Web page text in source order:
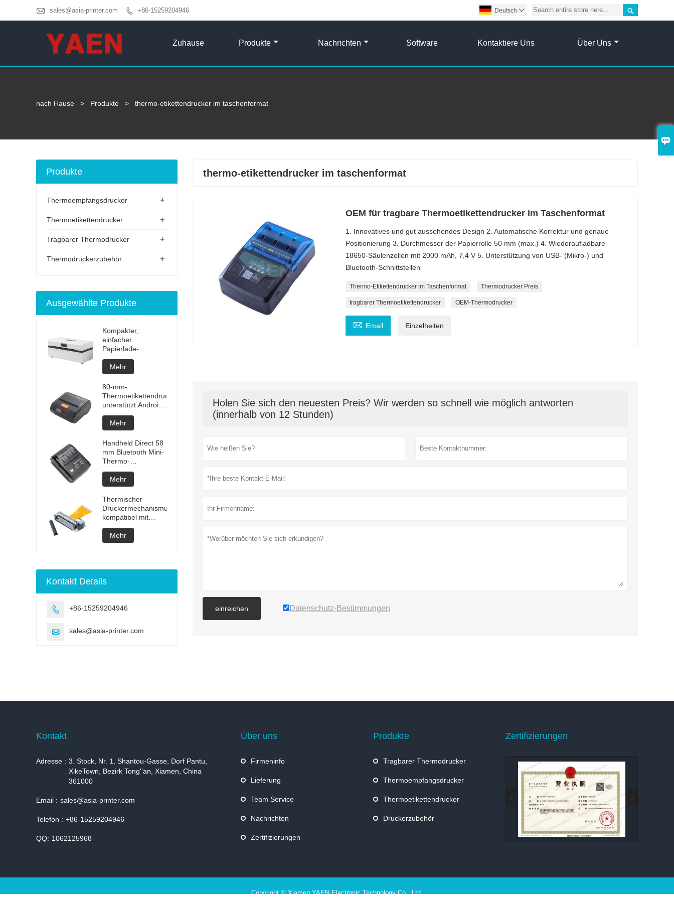

 sales@asia-printer.com  +86-15259204946 
Deutsch 
Zuhause Produkte Nachrichten Software Kontaktiere Uns Über Uns
nach Hause > Produkte > thermo-etikettendrucker im taschenformat
thermo-etikettendrucker im taschenformat
OEM für tragbare Thermoetikettendrucker im Taschenformat
1. Innovatives und gut aussehendes Design 2. Automatische Korrektur und genaue
Positionierung 3. Durchmesser der Papierrolle 50 mm (max.) 4. Wiederaufladbare
18650-Säulenzellen mit 2000 mAh, 7,4 V 5. Unterstützung von USB- (Mikro-) und
Bluetooth-Schnittstellen
Thermo-Etikettendrucker im Taschenformat Thermodrucker Preis
tragbarer Thermoetikettendrucker OEM-Thermodrucker
 Email Einzelheiten
Holen Sie sich den neuesten Preis? Wir werden so schnell wie möglich antworten
(innerhalb von 12 Stunden)
einreichen Datenschutz-Bestimmungen
Produkte
+
Thermoempfangsdrucker
+
Thermoetikettendrucker
+
Tragbarer Thermodrucker
+
Thermodruckerzubehör
Ausgewählte Produkte
Kompakter,
einfacher
Papierlade-
Bluetooth-
Etikettendrucker
Mehr
80-mm-
Thermoetikettendrucker
unterstützt Android
und iOS
Mehr
Handheld Direct 58
mm Bluetooth Mini-
Thermo-
Belegdrucker
Mehr
Thermischer
Druckermechanismus
kompatibel mit
Fujitsu
FTP628MCL101
Mehr
Kontakt Details
 +86-15259204946
 sales@asia-printer.com
Kontakt
Adresse : 3. Stock, Nr. 1, Shantou-Gasse, Dorf Pantu,
XikeTown, Bezirk Tong'ʻan, Xiamen, China
361000
Email : sales@asia-printer.com
Telefon : +86-15259204946
QQ: 1062125968
Über uns
Firmeninfo
Lieferung
Team Service
Nachrichten
Zertifizierungen
Produkte
Tragbarer Thermodrucker
Thermoempfangsdrucker
Thermoetikettendrucker
Druckerzubehör
Zertifizierungen
Copyright © Xiamen YAEN Electronic Technology Co., Ltd.